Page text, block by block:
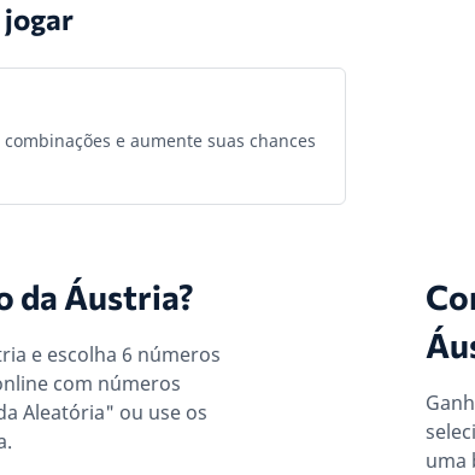
e aumente suas chances
da Áustria?
e escolha 6 números
com números
Aleatória" ou use os
uma